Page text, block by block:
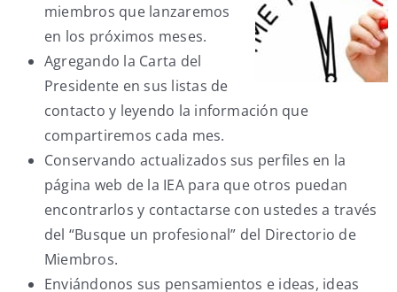
miembros que lanzaremos
en los próximos meses.
Agregando la Carta del
Presidente en sus listas de
contacto y leyendo la información que
compartiremos cada mes.
Conservando actualizados sus perfiles en la
página web de la IEA para que otros puedan
encontrarlos y contactarse con ustedes a través
del “Busque un profesional” del Directorio de
Miembros.
Enviándonos sus pensamientos e ideas, ideas